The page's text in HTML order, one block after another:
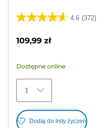
4.6 (372)
4.6
5
372
Recenzji
109,99 zł
Dostępne online
1
Dodaj do listy życzeń